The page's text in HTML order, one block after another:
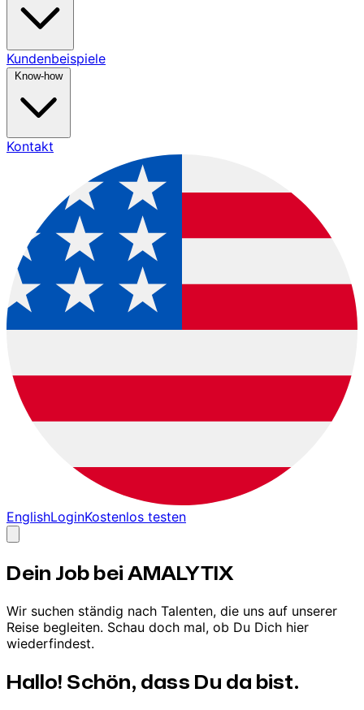
Kundenbeispiele
Know-how
Kontakt
EnglishLoginKostenlos testen
Dein Job bei AMALYTIX
Wir suchen ständig nach Talenten, die uns auf unserer
Reise begleiten. Schau doch mal, ob Du Dich hier
wiederfindest.
Hallo! Schön, dass Du da bist.